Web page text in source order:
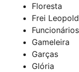
Floresta
Frei
Funcionários
Gameleira
Garças
Glória